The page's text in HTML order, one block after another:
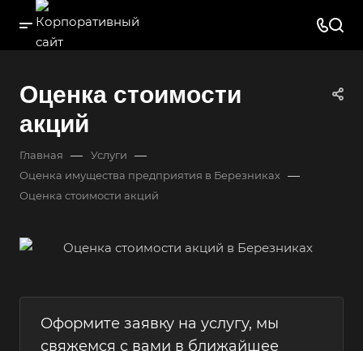
Оценка стоимости
акций
Главная — Услуги —
Оценка имущества предприятия в Березниках —
Оценка стоимости акций
Оформите заявку на услугу, мы
свяжемся с вами в ближайшее